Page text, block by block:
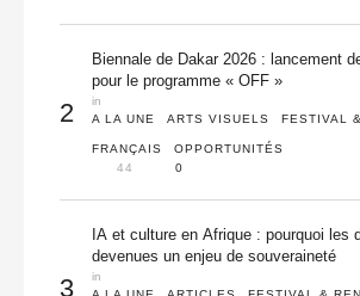
2
Biennale de Dakar 2026 : lancement
pour le programme « OFF »
in
A LA UNE
ARTS VISUELS FESTIVAL
FRANÇAIS
OPPORTUNITÉS
44
0
3
IA et culture en Afrique : pourquoi les
devenues un enjeu de souveraineté
in